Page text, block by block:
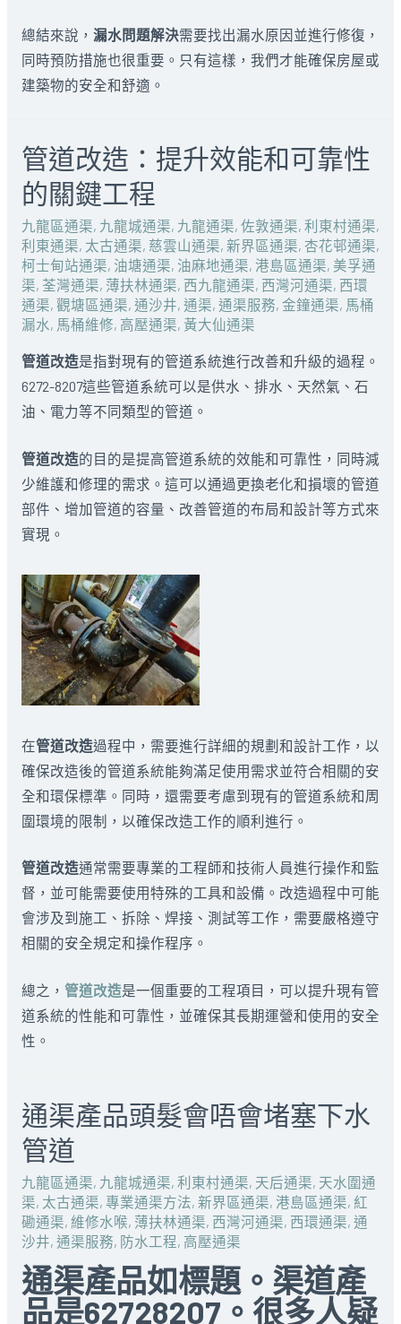
總結來說， 漏水問題解決需要找出漏水原因並進行修復，
同時預防措施也很重要。只有這樣，我們才能確保房屋或
建築物的安全和舒適。
管道改造：提升效能和可靠性
的關鍵工程
九龍區通渠, 九龍城通渠, 九龍通渠, 佐敦通渠, 利東村通渠,
利東通渠, 太古通渠, 慈雲山通渠, 新界區通渠, 杏花邨通渠,
柯士甸站通渠, 油塘通渠, 油麻地通渠, 港島區通渠, 美孚通
渠, 荃灣通渠, 薄扶林通渠, 西九龍通渠, 西灣河通渠, 西環
通渠, 觀塘區通渠, 通沙井, 通渠, 通渠服務, 金鐘通渠, 馬桶
漏水, 馬桶維修, 高壓通渠, 黃大仙通渠
管道改造是指對現有的管道系統進行改善和升級的過程。
6272-8207這些管道系統可以是供水、排水、天然氣、石
油、電力等不同類型的管道。
管道改造的目的是提高管道系統的效能和可靠性，同時減
少維護和修理的需求。這可以通過更換老化和損壞的管道
部件、增加管道的容量、改善管道的布局和設計等方式來
實現。
在管道改造過程中，需要進行詳細的規劃和設計工作，以
確保改造後的管道系統能夠滿足使用需求並符合相關的安
全和環保標準。同時，還需要考慮到現有的管道系統和周
圍環境的限制，以確保改造工作的順利進行。
管道改造通常需要專業的工程師和技術人員進行操作和監
督，並可能需要使用特殊的工具和設備。改造過程中可能
會涉及到施工、拆除、焊接、測試等工作，需要嚴格遵守
相關的安全規定和操作程序。
總之， 管道改造是一個重要的工程項目，可以提升現有管
道系統的性能和可靠性，並確保其長期運營和使用的安全
性。
通渠產品頭髮會唔會堵塞下水
管道
九龍區通渠, 九龍城通渠, 利東村通渠, 天后通渠, 天水圍通
渠, 太古通渠, 專業通渠方法, 新界區通渠, 港島區通渠, 紅
磡通渠, 維修水喉, 薄扶林通渠, 西灣河通渠, 西環通渠, 通
沙井, 通渠服務, 防水工程, 高壓通渠
通渠產品如標題。渠道產
品是62728207。很多人疑